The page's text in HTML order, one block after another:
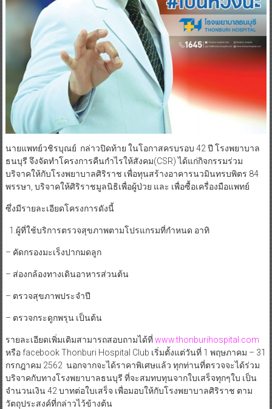
นายแพทย์วชิรบุณย์ กล่าวปิดท้าย ในโอกาสครบรอบ 42 ปี โรงพยาบาล
ธนบุรี จึงจัดทำโครงการคืนกำไรให้สังคม(CSR) ได้แก่กิจกรรมร่วม
บริจาคให้กับโรงพยาบาลศิริราช เพื่อทุนสร้างอาคารนวมินทรบพิตร 84
พรรษา, บริจาคให้ศิริราชมูลนิธิเพื่อผู้ป่วย และ เพื่อซื้อเครื่องมือแพทย์
ซึ่งมีรายละเอียดโครงการดังนี้
1.ผู้ที่ใช้บริการตรวจสุขภาพตามโปรแกรมที่กำหนด อาทิ
– คัดกรองมะเร็งปากมดลูก
– ส่องกล้องทางเดินอาหารส่วนต้น
– ตรวจสุขภาพประจำปี
– ตรวจกระดูกพรุน เป็นต้น
รายละเอียดเพิ่มเติมสามารถสอบถามได้ที่www.thonburihospital.com
หรือ facebook Thonburi Hospital Club เริ่มตั้งแต่วันที่ 1 พฤษภาคม – 31
กรกฎาคม 2562 นอกจากจะได้ราคาพิเศษแล้ว ทุกท่านที่ตรวจจะได้ร่วม
บริจาคกับทางโรงพยาบาลธนบุรี ที่จะสมทบทุนจากใบเสร็จทุกๆใบ เป็น
จำนวนเงิน 42 บาทต่อใบเสร็จ เพื่อมอบให้กับโรงพยาบาลศิริราช ตาม
วัตถุประสงค์ที่กล่าวไว้ข้างต้น